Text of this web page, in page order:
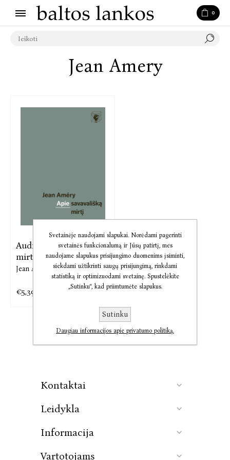
0
Jean Amery
Audio Apie savavališką
mirtį
Jean Amery
€5,39
Kontaktai
Leidykla
Informacija
Vartotojams
Svetainėje naudojami slapukai. Norėdami pagerinti
svetainės funkcionalumą ir Jūsų patirtį, mes
naudojame slapukus prisijungimo duomenims įsiminti,
siekdami užtikrinti saugų prisijungimą, rinkdami
statistiką ir optimizuodami svetainę. Spustelėkite
„Sutinku“, kad priimtumėte slapukus.
Sutinku
Daugiau informacijos apie privatumo politiką.